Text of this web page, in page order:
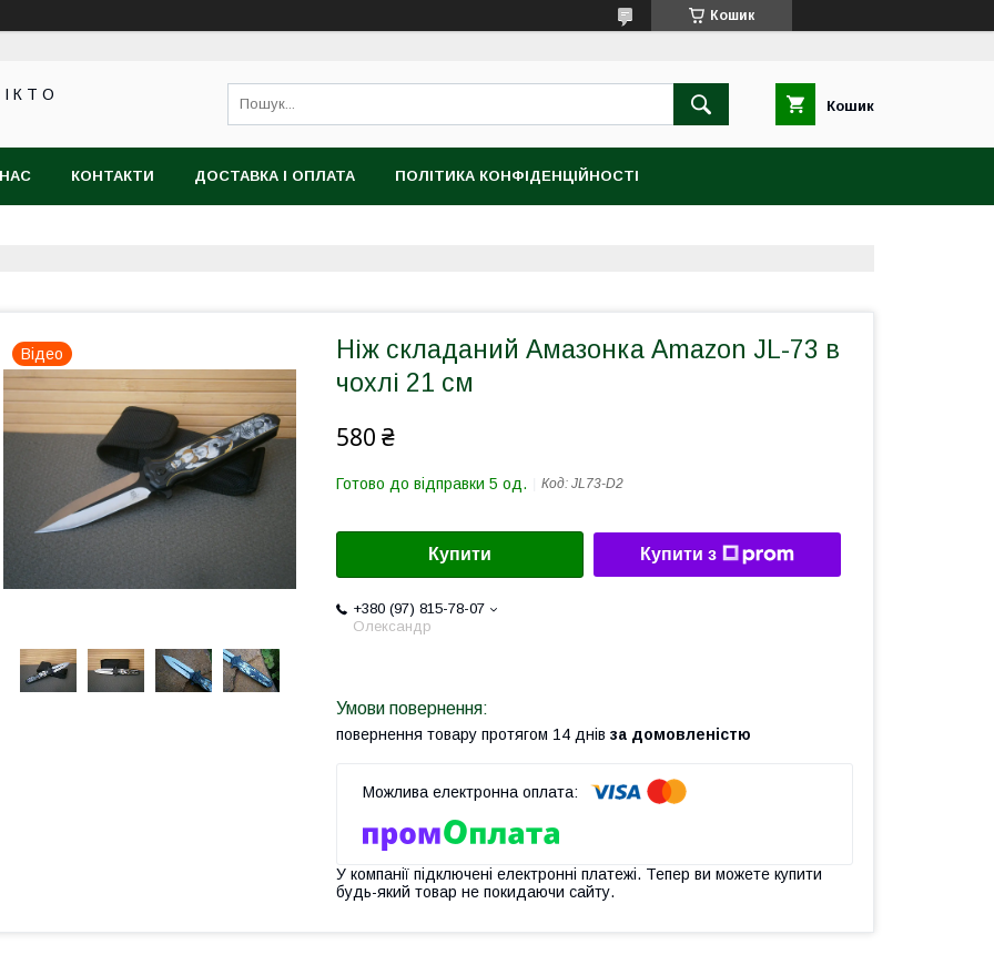
Кошик
І К Т О
Кошик
КОНТАКТИ ДОСТАВКА І ОПЛАТА ПОЛІТИКА КОНФІДЕНЦІЙНОСТІ
Відео
Ніж складаний Амазонка Аmazon JL-73 в
чохлі 21 см
580 ₴
Готово до відправки 5 од. Код: JL73-D2
Купити Купити з
+380 (97) 815-78-07
Олександр
повернення товару протягом 14 днів за домовленістю
У компанії підключені електронні платежі. Тепер ви можете купити
будь-який товар не покидаючи сайту.